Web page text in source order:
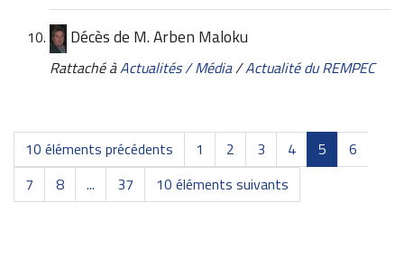
Décès de M. Arben Maloku
Rattaché àActualités / Média/Actualité du REMPEC
10 éléments précédents 1 2 3 4 5
6
7
8 ... 37 10 éléments suivants